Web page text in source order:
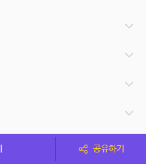
공유하기